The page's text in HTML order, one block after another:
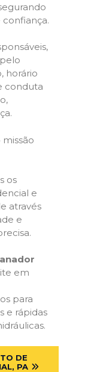
confiança.
horário
conduta
os
e
através
e
em
para
e rápidas
DE
PA